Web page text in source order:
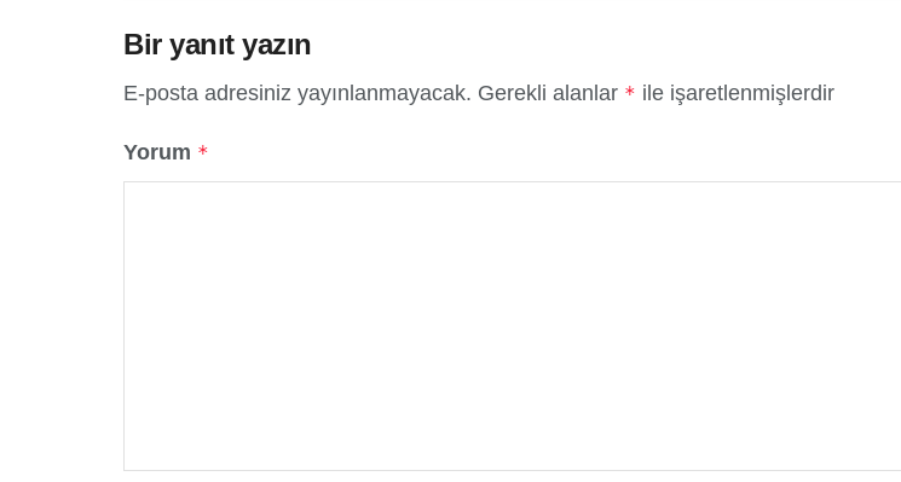
Bir yanıt yazın
E-posta adresiniz yayınlanmayacak. Gerekli alanlar * ile işaretlenmişlerdir
Yorum *